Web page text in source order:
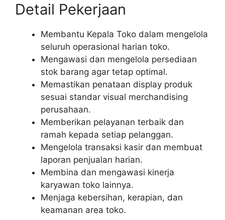
Detail Pekerjaan
Membantu Kepala Toko dalam mengelola
seluruh operasional harian toko.
Mengawasi dan mengelola persediaan
stok barang agar tetap optimal.
Memastikan penataan display produk
sesuai standar visual merchandising
perusahaan.
Memberikan pelayanan terbaik dan
ramah kepada setiap pelanggan.
Mengelola transaksi kasir dan membuat
laporan penjualan harian.
Membina dan mengawasi kinerja
karyawan toko lainnya.
Menjaga kebersihan, kerapian, dan
keamanan area toko.